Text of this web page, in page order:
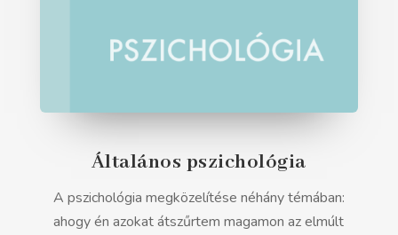
Általános pszichológia
A pszichológia megközelítése néhány témában:
ahogy én azokat átszűrtem magamon az elmúlt